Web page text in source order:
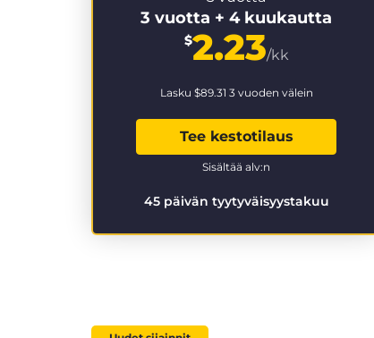
3 vuotta + 4 kuukautta
$2.23/kk
Lasku $89.31 3 vuoden välein
Tee kestotilaus
45 päivän tyytyväisyystakuu
Sisältää alv:n